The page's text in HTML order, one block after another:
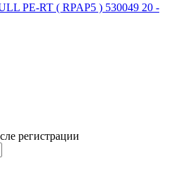
PE-RT ( RPAP5 ) 530049 20 -
регистрации